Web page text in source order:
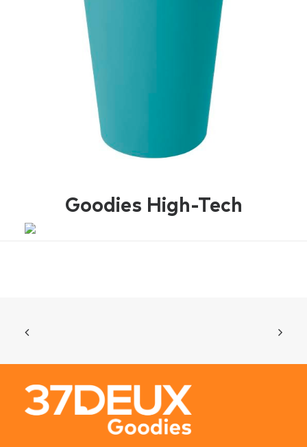
Goodies High-Tech